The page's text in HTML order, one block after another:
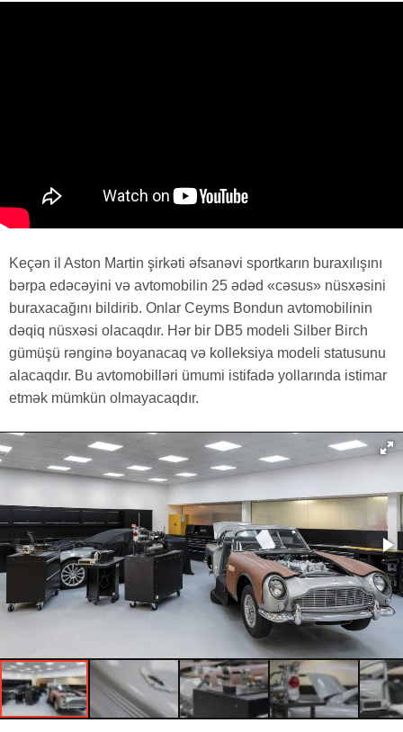
Keçən il Aston Martin şirkəti əfsanəvi sportkarın buraxılışını
bərpa edəcəyini və avtomobilin 25 ədəd «cəsus» nüsxəsini
buraxacağını bildirib. Onlar Ceyms Bondun avtomobilinin
dəqiq nüsxəsi olacaqdır. Hər bir DB5 modeli Silber Birch
gümüşü rənginə boyanacaq və kolleksiya modeli statusunu
alacaqdır. Bu avtomobilləri ümumi istifadə yollarında istimar
etmək mümkün olmayacaqdır.